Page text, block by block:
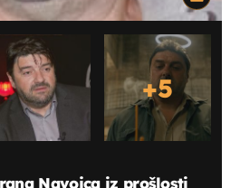
+5
Navojca iz prošlosti